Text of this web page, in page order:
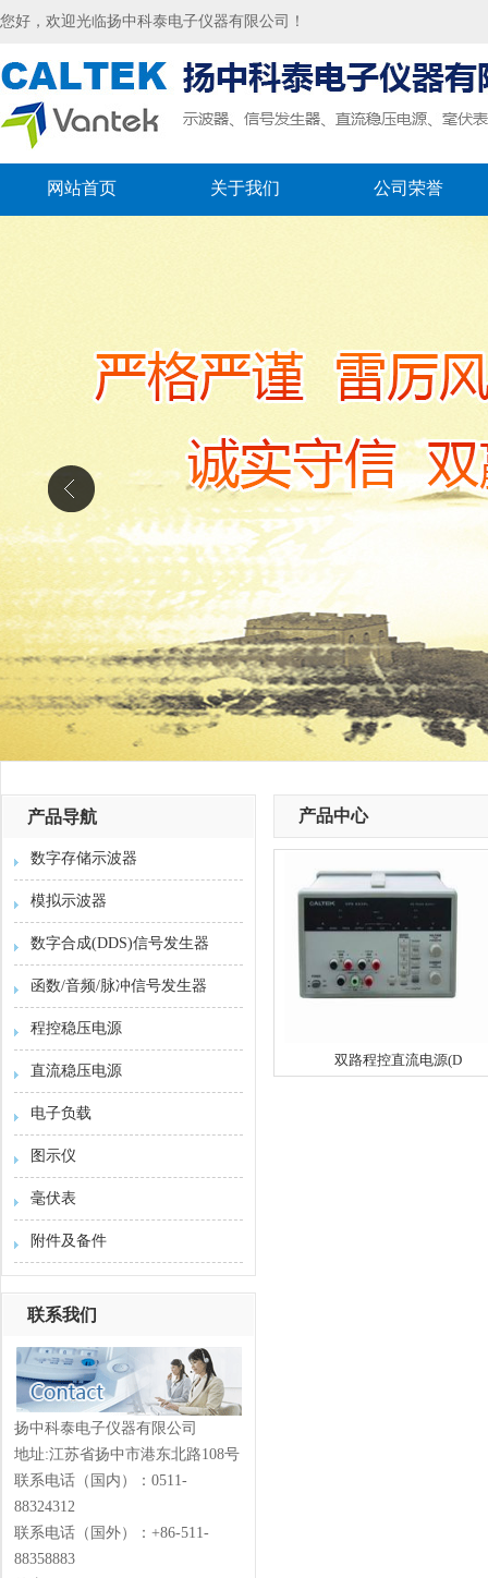
您好，欢迎光临扬中科泰电子仪器有限公司！
网站首页 关于我们 公司荣誉
产品导航
数字存储示波器
模拟示波器
数字合成(DDS)信号发生器
函数/音频/脉冲信号发生器
程控稳压电源
直流稳压电源
电子负载
图示仪
毫伏表
附件及备件
联系我们
扬中科泰电子仪器有限公司
地址:江苏省扬中市港东北路108号
联系电话（国内）：0511-
88324312
联系电话（国外）：+86-511-
88358883
产品中心
双路程控直流电源(D